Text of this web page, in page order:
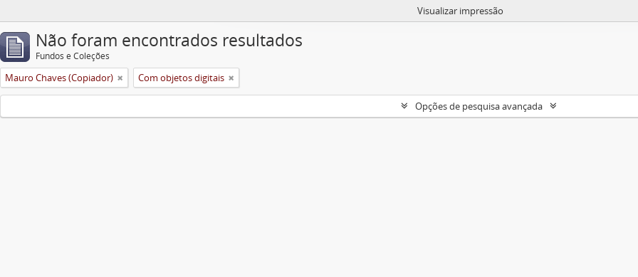
Visualizar impressão
Não foram encontrados resultados
Fundos e Coleções
Mauro Chaves (Copiador) Com objetos digitais
Opções de pesquisa avançada